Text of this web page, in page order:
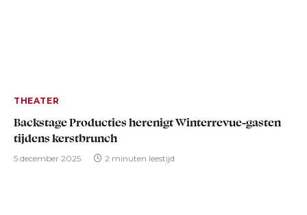
THEATER
Backstage Producties herenigt Winterrevue-gasten
tijdens kerstbrunch
5 december 2025 2 minuten leestijd